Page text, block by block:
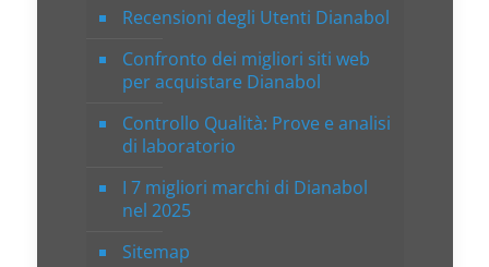
Recensioni degli Utenti Dianabol
Confronto dei migliori siti web
per acquistare Dianabol
Controllo Qualità: Prove e analisi
di laboratorio
I 7 migliori marchi di Dianabol
nel 2025
Sitemap